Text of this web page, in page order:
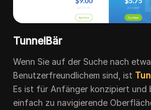
TunnelBär
Wenn Sie auf der Suche nach
Benutzerfreundlichem sind, ist
Es ist für Anfänger konzipiert und
einfach zu navigierende